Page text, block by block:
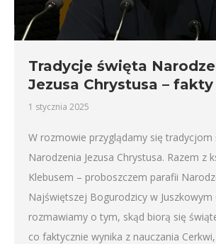
Tradycje święta
Jezusa Chrystusa –
1 stycznia 2025
W rozmowie przyglądamy się tradycjom
Narodzenia Jezusa Chrystusa. Razem z
Klebusem – proboszczem parafii
Najświętszej Bogurodzicy w Juszkowym
rozmawiamy o tym, skąd biorą się
co faktycznie wynika z nauczania